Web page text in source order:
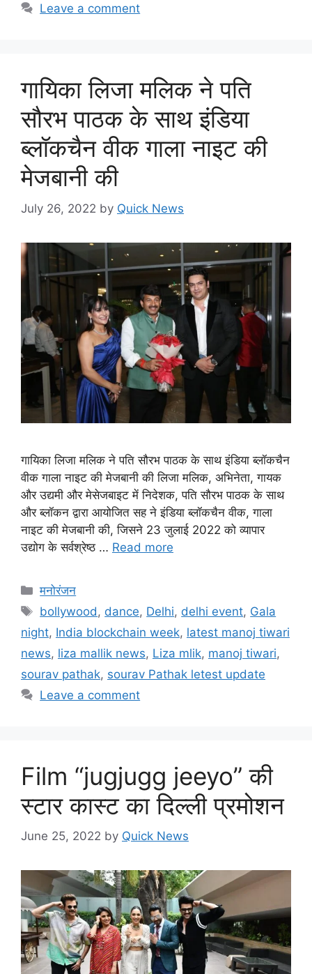
Leave a comment
गायिका लिजा मलिक ने पति
सौरभ पाठक के साथ इंडिया
ब्लॉकचैन वीक गाला नाइट की
मेजबानी की
July 26, 2022 by Quick News
गायिका लिजा मलिक ने पति सौरभ पाठक के साथ इंडिया ब्लॉकचैन
वीक गाला नाइट की मेजबानी की लिजा मलिक, अभिनेता, गायक
और उद्यमी और मेसेजबाइट में निदेशक, पति सौरभ पाठक के साथ
और ब्लॉकन द्वारा आयोजित सह ने इंडिया ब्लॉकचैन वीक, गाला
नाइट की मेजबानी की, जिसने 23 जुलाई 2022 को व्यापार
उद्योग के सर्वश्रेष्ठ … Read more
मनोरंजन
bollywood , dance, Delhi, delhi event, Gala
night, India blockchain week, latest manoj tiwari
news, liza mallik news, Liza mlik, manoj tiwari,
sourav pathak, sourav Pathak letest update
Leave a comment
Film “jugjugg jeeyo” की
स्टार कास्ट का दिल्ली प्रमोशन
June 25, 2022 by Quick News